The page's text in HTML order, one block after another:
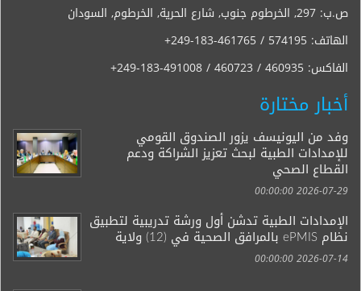
ص.ب: 297, الخرطوم جنوب, شارع الحرية, الخرطوم, السودان
الهاتف: +249-183-461765 / 574195
الفاكس: +249-183-491008 / 460723 / 460935
أخبار مختارة
وفد من اليونيسف يزور الصندوق القومي
للإمدادات الطبية لبحث تعزيز الشراكة ودعم
القطاع الصحي
2026-07-29 00:00:00
الإمدادات الطبية تدشن أول ورشة تدريبية لتطبيق
نظام ePMIS بالمرافق الصحية في (12) ولاية
2026-07-14 00:00:00